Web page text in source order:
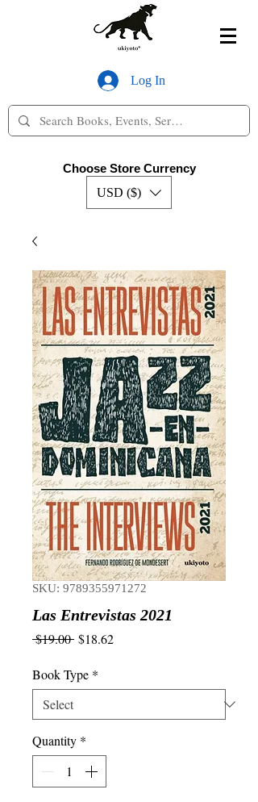
Log In
Choose Store Currency
USD ($)
SKU: 9789355971272
Las Entrevistas 2021
$19.00 Regular
$18.62
Book Type *
Quantity *